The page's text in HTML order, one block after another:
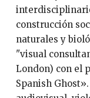
construcción
naturales y
"visual
London) con el
Spanish